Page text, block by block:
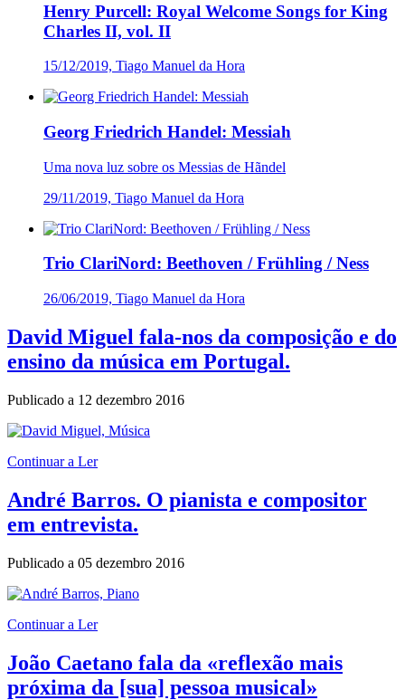
Henry Purcell: Royal Welcome Songs for King
Charles II, vol. II
15/12/2019, Tiago Manuel da Hora
Georg Friedrich Handel: Messiah
Uma nova luz sobre os Messias de Hãndel
29/11/2019, Tiago Manuel da Hora
Trio ClariNord: Beethoven / Frühling / Ness
26/06/2019, Tiago Manuel da Hora
David Miguel fala-nos da composição e do
ensino da música em Portugal.
Publicado a 12 dezembro 2016
Continuar a Ler
André Barros. O pianista e compositor
em entrevista.
Publicado a 05 dezembro 2016
Continuar a Ler
João Caetano fala da «reflexão mais
próxima da [sua] pessoa musical»